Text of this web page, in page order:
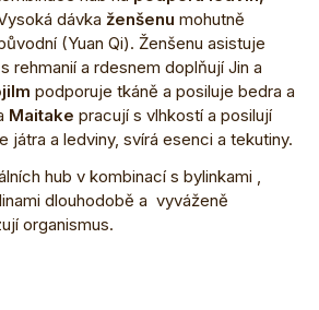
dávka ženšenu mohutně
(Yuan Qi). Ženšenu asistuje
rehmanií a rdesnem doplňují Jin a
podporuje tkáně a posiluje bedra a
Maitake pracují s vlhkostí a posilují
játra a ledviny, svírá esenci a tekutiny.
hub v kombinací s bylinkami ,
dlouhodobě a vyváženě
organismus.